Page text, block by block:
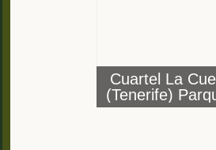
Cuartel La
(Tenerife)
Talleres de